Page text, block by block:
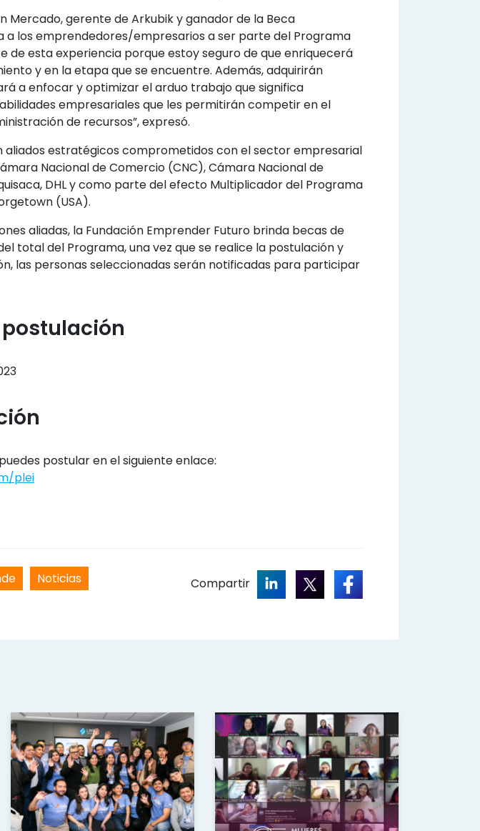
Mercado, gerente de Arkubik y ganador de la Beca
a los emprendedores/empresarios a ser parte del Programa
de esta experiencia porque estoy seguro de que enriquecerá
y en la etapa que se encuentre. Además, adquirirán
a enfocar y optimizar el arduo trabajo que significa
empresariales que les permitirán competir en el
de recursos”, expresó.
aliados estratégicos comprometidos con el sector empresarial
Nacional de Comercio (CNC), Cámara Nacional de
DHL y como parte del efecto Multiplicador del Programa
(USA).
aliadas, la Fundación Emprender Futuro brinda becas de
total del Programa, una vez que se realice la postulación y
las personas seleccionadas serán notificadas para participar
postular en el siguiente enlace:
plei
Noticias Compartir